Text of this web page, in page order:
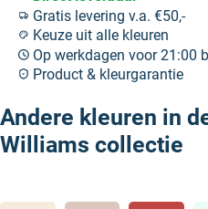
Gratis levering v.a. €50,-
Keuze uit alle kleuren
Op werkdagen voor 21:00
Product & kleurgarantie
Andere kleuren in
Williams collectie